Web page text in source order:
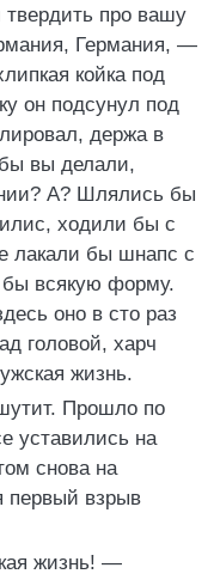
про вашу
Германия, —
койка под
он подсунул под
держа в
вы делали,
А? Шлялись бы
ходили бы с
лакали бы шнапс с
всякую форму.
оно в сто раз
головой, харч
жизнь.
Прошло по
уставились на
снова на
первый взрыв
жизнь! —